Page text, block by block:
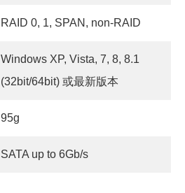
RAID 0, 1, SPAN, non-RAID
Windows XP, Vista, 7, 8, 8.1
(32bit/64bit) 或最新版本
95g
SATA up to 6Gb/s